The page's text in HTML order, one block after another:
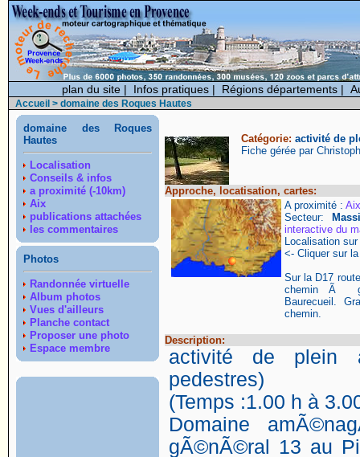
plan du site | Infos pratiques | Régions départements |
Accueil > domaine des Roques Hautes
domaine des Roques
Hautes
Localisation
Conseils & infos
a proximité (-10km)
Aix
publications attachées
les commentaires
Photos
Randonnée virtuelle
Album photos
Vues d'ailleurs
Planche contact
Proposer une photo
Espace membre
Catégorie: activité de
Fiche gérée par
Approche, locatisation, cartes:
A proximité : Aix
Secteur:
interactive du
Localisation sur
<- Cliquer sur
Sur la D17
chemin Ã
Baurecueil.
chemin.
Description:
activité de plein
pedestres)
(Temps :1.00 h à
Domaine
gÃ©nÃ©ral 13 au